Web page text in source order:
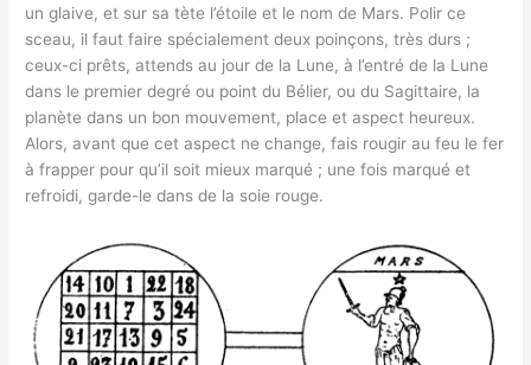
un glaive, et sur sa tète l’étoile et le nom de Mars. Polir ce
sceau, il faut faire spécialement deux poinçons, très durs ;
ceux-ci prêts, attends au jour de la Lune, à l’entré de la Lune
dans le premier degré ou point du Bélier, ou du Sagittaire, la
planète dans un bon mouvement, place et aspect heureux.
Alors, avant que cet aspect ne change, fais rougir au feu le fer
à frapper pour qu’il soit mieux marqué ; une fois marqué et
refroidi, garde-le dans de la soie rouge.